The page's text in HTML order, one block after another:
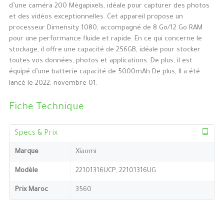
d’une caméra 200 Mégapixels, idéale pour capturer des photos
et des vidéos exceptionnelles. Cet appareil propose un
processeur Dimensity 1080, accompagné de 8 Go/12 Go RAM
pour une performance fluide et rapide. En ce qui concerne le
stockage, il offre une capacité de 256GB, idéale pour stocker
toutes vos données, photos et applications. De plus, il est
équipé d’une batterie capacité de 5000mAh De plus, Il a été
lancé le 2022, novembre 01.
Fiche Technique
Specs & Prix
Marque Xiaomi
Modèle 22101316UCP, 22101316UG
Prix Maroc 3560